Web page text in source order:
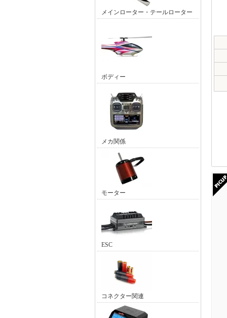
メインローター・テールローター
ボディー
メカ関係
モーター
ESC
コネクター関連